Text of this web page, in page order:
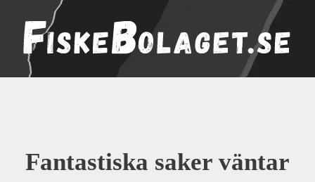
innehåll
Fantastiska saker väntar